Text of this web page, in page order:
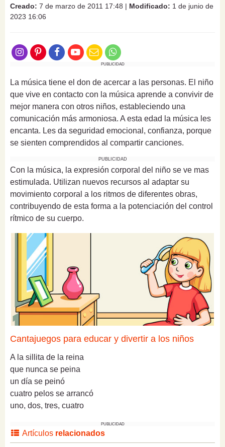
Creado: 7 de marzo de 2011 17:48 | Modificado: 1 de junio de
2023 16:06
PUBLICIDAD
La música tiene el don de acercar a las personas. El niño
que vive en contacto con la música aprende a convivir de
mejor manera con otros niños, estableciendo una
comunicación más armoniosa. A esta edad la música les
encanta. Les da seguridad emocional, confianza, porque
se sienten comprendidos al compartir canciones.
PUBLICIDAD
Con la música, la expresión corporal del niño se ve mas
estimulada. Utilizan nuevos recursos al adaptar su
movimiento corporal a los ritmos de diferentes obras,
contribuyendo de esta forma a la potenciación del control
rítmico de su cuerpo.
Cantajuegos para educar y divertir a los niños
A la sillita de la reina
que nunca se peina
un día se peinó
cuatro pelos se arrancó
uno, dos, tres, cuatro
PUBLICIDAD
Artículos relacionados